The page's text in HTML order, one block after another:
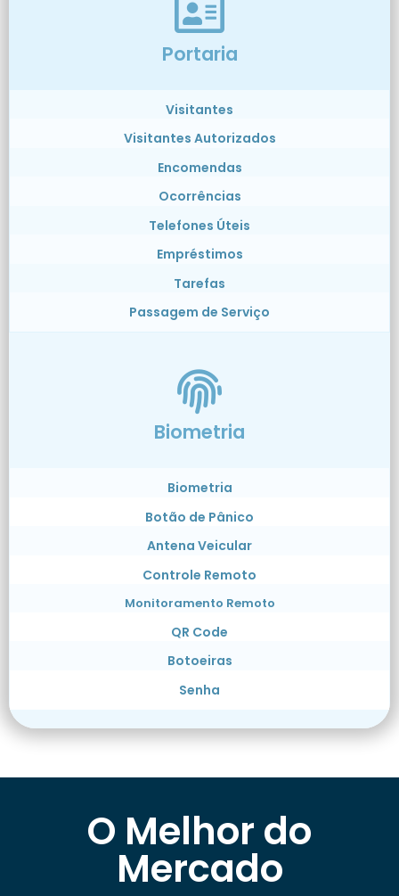
Portaria
Visitantes
Visitantes Autorizados
Encomendas
Ocorrências
Telefones Úteis
Empréstimos
Tarefas
Passagem de Serviço
Biometria
Biometria
Botão de Pânico
Antena Veicular
Controle Remoto
Monitoramento Remoto
QR Code
Botoeiras
Senha
O Melhor do
Mercado